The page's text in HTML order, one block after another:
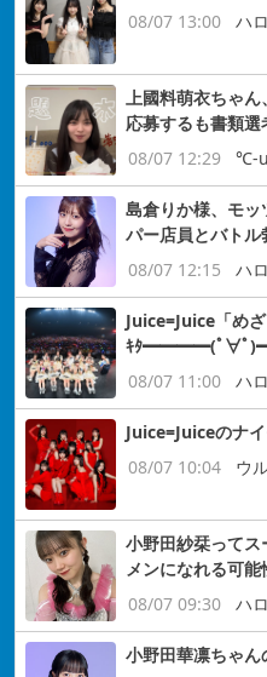
08/07 13:00
ハ
上國料萌衣ちゃ
応募するも書類選
08/07 12:29
℃-
島倉りか様、モ
パー店員とバトル
08/07 12:15
ハ
Juice=Juice「め
ｷﾀ━━━━(ﾟ∀ﾟ
08/07 11:00
ハ
Juice=Juiceのナ
08/07 10:04
ウ
小野田紗栞って
メンになれる可能
08/07 09:30
ハ
小野田華凛ちゃ